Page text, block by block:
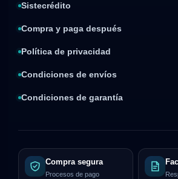
Sistecrédito
Compra y paga después
Política de privacidad
Condiciones de envíos
Condiciones de garantía
Compra segura
Procesos de pago